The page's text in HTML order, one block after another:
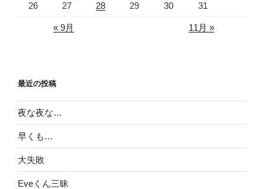
26 27 28 29 30 31
« 9月 11月 »
最近の投稿
夜な夜な…
早くも…
大失敗
Eveくん三昧